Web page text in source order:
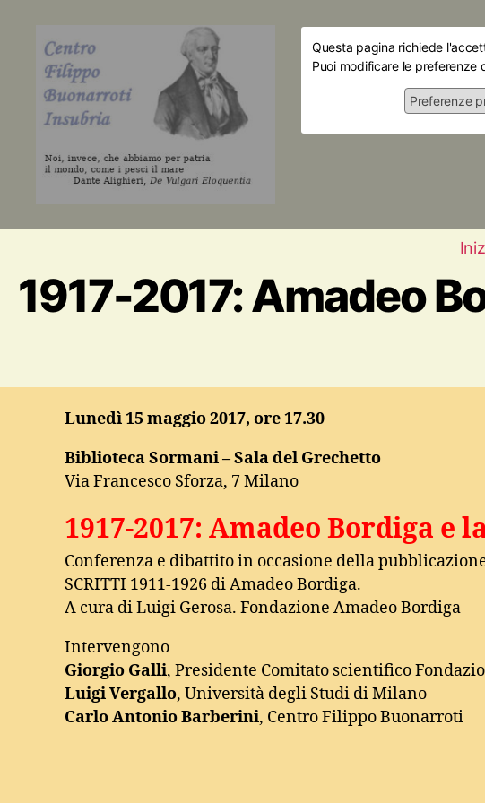
Questa pagina richiede
Puoi modificare le preferenze
Preferenze
1917-2017: Amadeo
Lunedì 15 maggio 2017, ore 17.30
Biblioteca Sormani – Sala del Grechetto
Via Francesco Sforza, 7 Milano
1917-2017: Amadeo Bordiga e
Conferenza e dibattito in occasione della
SCRITTI 1911-1926 di Amadeo Bordiga.
A cura di Luigi Gerosa. Fondazione Amadeo Bordiga
Intervengono
Giorgio Galli, Presidente Comitato scientifico
Luigi Vergallo, Università degli Studi di Milano
Carlo Antonio Barberini, Centro Filippo Buonarroti